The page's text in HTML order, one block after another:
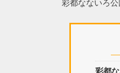
彩都なないろ公
彩都